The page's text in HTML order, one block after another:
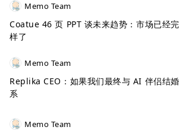
Memo Team
Coatue 46 页 PPT 谈未来趋势：市场已经
样了
Memo Team
Replika CEO：如果我们最终与 AI 伴侣结
系
Memo Team